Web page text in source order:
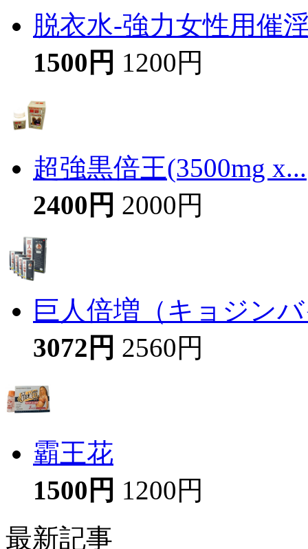
脱衣水-強力女性用催
1500円 1200円
超強黒倍王(3500mg x...
2400円 2000円
巨人倍増（キョジン
3072円 2560円
霸王花
1500円 1200円
最新記事